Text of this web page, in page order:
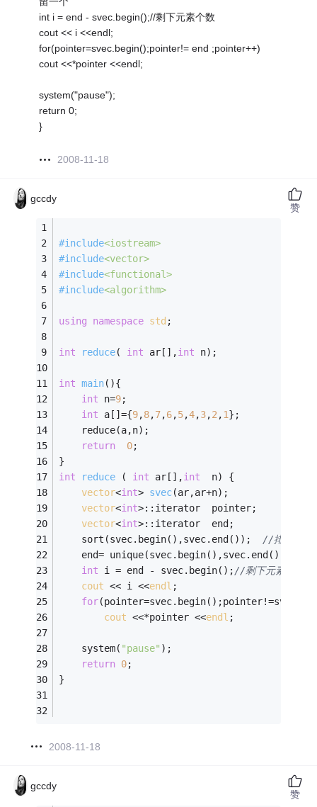
int i = end - svec.begin();//剩下元素个数
cout << i <<endl;
for(pointer=svec.begin();pointer!= end ;pointer++)
cout <<*pointer <<endl;
system("pause");
return 0;
}
2008-11-18
gccdy
#include<iostream>
#include<vector>
#include<functional>
#include<algorithm>
using namespace std ;
int reduce( int ar[],int n) ;
int main(){
int n=9;
int a[]={9,8,7,6,5,4,3,2,1};
    reduce(a,n);
return
0;
}
int
reduce ( int ar[],int
  n)
{
vector<int> svec(ar,ar+n) ;
vector<int>::iterator  pointer;
vector<int>::iterator  end;
    sort(svec.begin(),svec.end());
//排序
    end= unique(svec.begin(),svec.end());
int i = end - svec.begin();//剩下元素个数
cout << i <<endl ;
for
cout <<*pointer <<endl ;
    system(
"pause" );
return 0;
}
2008-11-18
赞
gccdy
赞